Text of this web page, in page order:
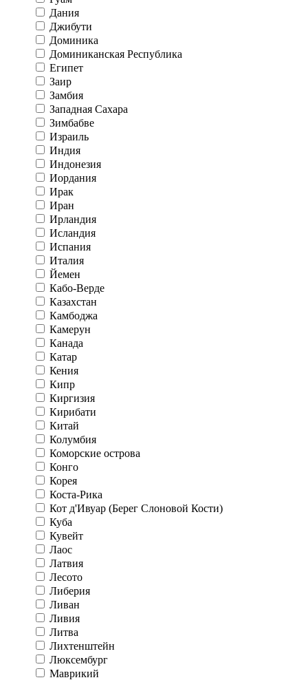
Дания
Джибути
Доминика
Доминиканская Республика
Египет
Заир
Замбия
Западная Сахара
Зимбабве
Израиль
Индия
Индонезия
Иордания
Ирак
Иран
Ирландия
Исландия
Испания
Италия
Йемен
Кабо-Верде
Казахстан
Камбоджа
Камерун
Канада
Катар
Кения
Кипр
Киргизия
Кирибати
Китай
Колумбия
Коморские острова
Конго
Корея
Коста-Рика
Кот д'Ивуар (Берег Слоновой Кости)
Куба
Кувейт
Лаос
Латвия
Лесото
Либерия
Ливан
Ливия
Литва
Лихтенштейн
Люксембург
Маврикий